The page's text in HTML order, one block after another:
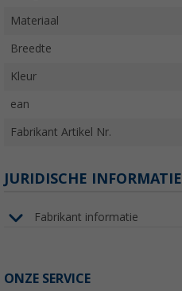
Materiaal
Breedte
Kleur
ean
Fabrikant Artikel Nr.
JURIDISCHE INFORMATIE
Fabrikant informatie
ONZE SERVICE